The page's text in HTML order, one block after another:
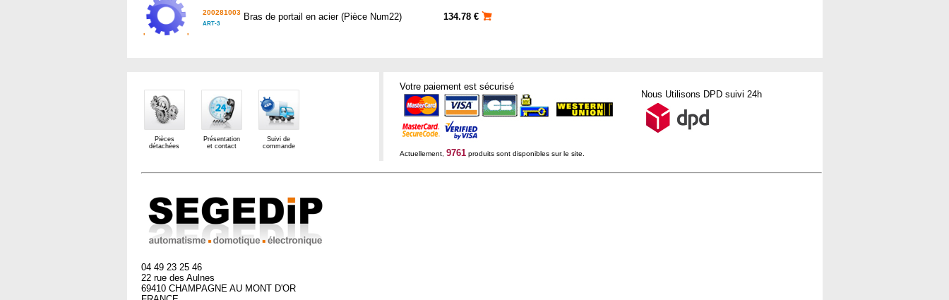
' '
200281003
ART-3
Bras de portail en acier (Pièce Num22) 134.78 €
Pièces
détachées
Présentation
et contact
Suivi de
commande
Votre paiement est sécurisé
Nous Utilisons DPD suivi 24h
Actuellement, 9761produits sont disponibles sur le site.
04 49 23 25 46
22 rue des Aulnes
69410 CHAMPAGNE AU MONT D'OR